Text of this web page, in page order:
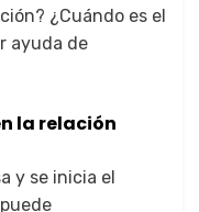
¿Cuándo es el
ayuda de
la relación
y se inicia el